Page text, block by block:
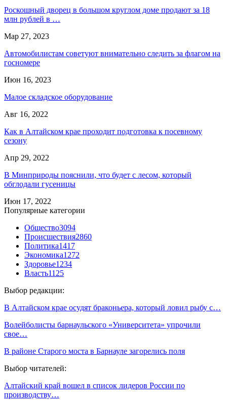
Роскошный дворец в большом круглом доме продают за 18
млн рублей в …
Мар 27, 2023
Автомобилистам советуют внимательно следить за флагом на
госномере
Июн 16, 2023
Малое складское оборудование
Авг 16, 2022
Как в Алтайском крае проходит подготовка к посевному
сезону
Апр 29, 2022
В Минприроды пояснили, что будет с лесом, который
обглодали гусеницы
Июн 17, 2022
Популярные категории
Общество3094
Происшествия2860
Политика1417
Экономика1272
Здоровье1234
Власть1125
Выбор редакции:
В Алтайском крае осудят браконьера, который ловил рыбу с…
Волейболисты барнаульского «Университета» упрочили
свое…
В районе Старого моста в Барнауле загорелись поля
Выбор читателей:
Алтайский край вошел в список лидеров России по
производству…